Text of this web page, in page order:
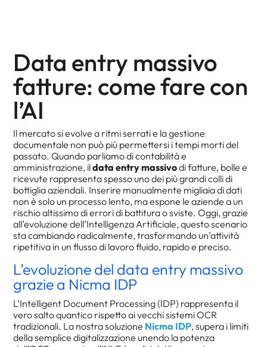
Data entry massivo
fatture: come fare con
l’AI
Il mercato si evolve a ritmi serrati e la gestione
documentale non può più permettersi i tempi morti del
passato. Quando parliamo di contabilità e
amministrazione, ildata entry massivodi fatture, bolle e
ricevute rappresenta spesso uno dei più grandi colli di
bottiglia aziendali. Inserire manualmente migliaia di dati
non è solo un processo lento, ma espone le aziende a un
rischio altissimo di errori di battitura o sviste. Oggi, grazie
all’evoluzione dell’Intelligenza Artificiale, questo scenario
sta cambiando radicalmente, trasformando un’attività
ripetitiva in un flusso di lavoro fluido, rapido e preciso.
L’evoluzione del data entry massivo
grazie a Nicma IDP
L’Intelligent Document Processing (IDP) rappresenta il
vero salto quantico rispetto ai vecchi sistemi OCR
tradizionali. La nostra soluzione Nicma IDP, supera i limiti
della semplice digitalizzazione unendo la potenza